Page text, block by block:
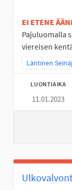
EI ETENE
Pajuluomalla
viereisen
Rajaa tulokset
Läntinen
LUONTIAIKA
11.01.2023